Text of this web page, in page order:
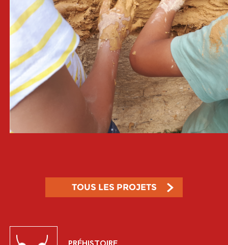
TOUS LES PROJETS